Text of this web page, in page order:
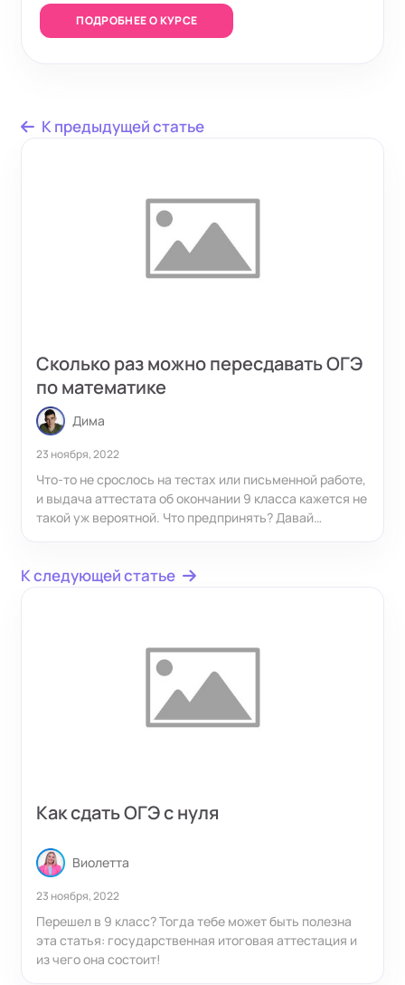
ПОДРОБНЕЕ О КУРСЕ
К предыдущей статье
Сколько раз можно пересдавать ОГЭ
по математике
Дима
23 ноября, 2022
Что-то не срослось на тестах или письменной работе,
и выдача аттестата об окончании 9 класса кажется не
такой уж вероятной. Что предпринять? Давай
на что надо обратить внимание.
К следующей статье
Как сдать ОГЭ с нуля
Виолетта
23 ноября, 2022
Перешел в 9 класс? Тогда тебе может быть полезна
эта статья: государственная итоговая аттестация и
из чего она состоит!